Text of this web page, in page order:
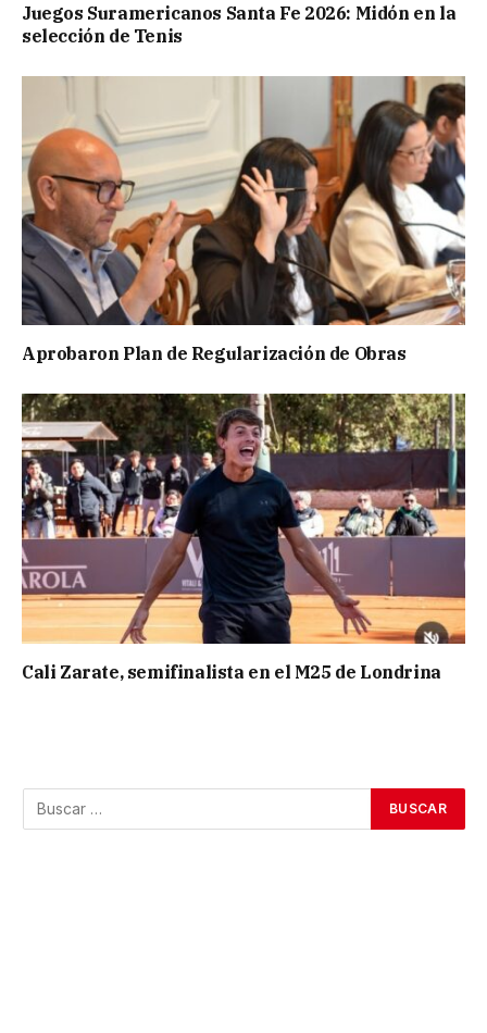
Juegos Suramericanos Santa Fe 2026: Midón en la
selección de Tenis
Aprobaron Plan de Regularización de Obras
Cali Zarate, semifinalista en el M25 de Londrina